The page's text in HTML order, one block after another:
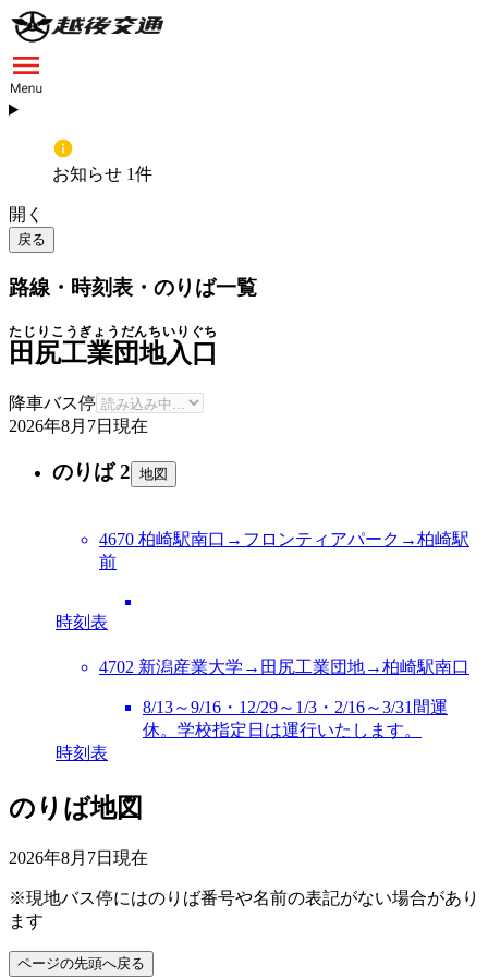
お知らせ 1件
開く
戻る
路線・時刻表・のりば一覧
田尻工業団地入口
たじりこうぎょうだんちいりぐち
降車バス停
2026年8月7日 現在
のりば 2 地図
4670 柏崎駅南口→フロンティアパーク→柏崎駅
前
時刻表
4702 新潟産業大学→田尻工業団地→柏崎駅南口
8/13～9/16・12/29～1/3・2/16～3/31間運
休。学校指定日は運行いたします。
時刻表
のりば地図
2026年8月7日 現在
※現地バス停にはのりば番号や名前の表記がない場合があり
ます
ページの先頭へ戻る